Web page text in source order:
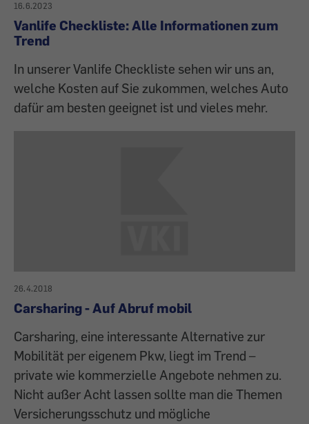
16.6.2023
Vanlife Checkliste: Alle Informationen zum
Trend
In unserer Vanlife Checkliste sehen wir uns an,
welche Kosten auf Sie zukommen, welches Auto
dafür am besten geeignet ist und vieles mehr.
26.4.2018
Carsharing - Auf Abruf mobil
Carsharing, eine interessante Alternative zur
Mobilität per eigenem Pkw, liegt im Trend –
private wie kommerzielle Angebote nehmen zu.
Nicht außer Acht lassen sollte man die Themen
Versicherungsschutz und mögliche